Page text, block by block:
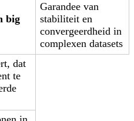
big
Garandee van
stabiliteit en
convergeerdheid in
complexen datasets
dat
te